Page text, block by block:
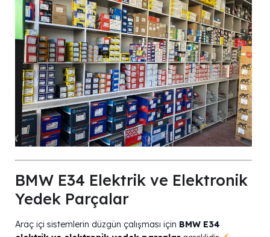
BMW E34 Elektrik ve Elektronik
Yedek Parçalar
Araç içi sistemlerin düzgün çalışması için BMW E34